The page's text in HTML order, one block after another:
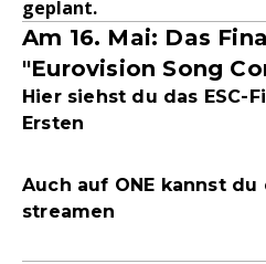
geplant.
Am 16. Mai: Das
"Eurovision Song
Hier siehst du das ESC-
Ersten
Auch auf ONE kannst du
streamen